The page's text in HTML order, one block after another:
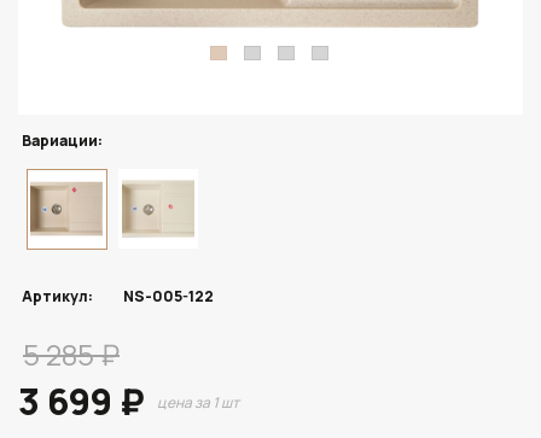
Вариации:
Артикул: NS-005-122
5 285 ₽
3 699 ₽ цена за 1 шт